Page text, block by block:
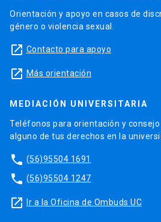
Orientación y apoyo en casos de
género o violencia sexual.
launch Contacto para apoyo
launch Más orientación
MEDIACIÓN UNIVERSITARIA
Teléfonos para orientación y
alguno de tus derechos en la
phone (56)95504 1691
phone (56)95504 1247
launch Ir a la Oficina de Ombuds UC